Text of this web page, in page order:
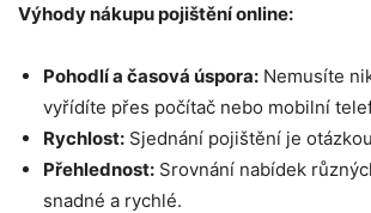
Výhody nákupu pojištěníonline:
Pohodlí a časová úspora: Nemusíte
vyřídíte přes počítač nebo mobilní
Rychlost: Sjednání pojištění je
Přehlednost: Srovnání nabídek
snadné a rychlé.